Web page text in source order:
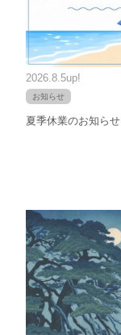
2026.8.5up!
お知らせ
夏季休業のお知らせ